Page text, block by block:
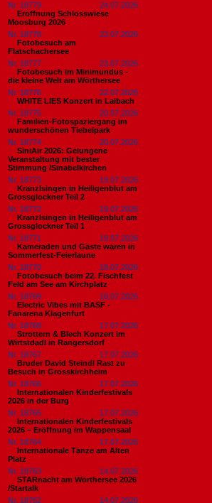
Nr. 18779
24.07.2026
Eröffnung Schlosswiese
Moosburg 2026
Nr. 18778
23.07.2026
Fotobesuch am
Flatschachersee
Nr. 18777
23.07.2026
Fotobesuch im Minimundus -
die kleine Welt am Wörthersee
Nr. 18776
22.07.2026
WHITE LIES Konzert in Laibach
Nr. 18775
20.07.2026
Familien-Fotospaziergang im
wunderschönen Tiebelpark
Nr. 18774
20.07.2026
SiniAir 2026: Gelungene
Veranstaltung mit bester
Stimmung /Sinabelkirchen
Nr. 18773
19.07.2026
Kranzlsingen in Heiligenblut am
Grossglockner Teil 2
Nr. 18772
19.07.2026
Kranzlsingen in Heiligenblut am
Grossglockner Teil 1
Nr. 18771
19.07.2026
Kameraden und Gäste waren in
Sommerfest-Feierlaune
Nr. 18770
18.07.2026
Fotobesuch beim 22. Fischfest
Feld am See am Kirchplatz
Nr. 18769
18.07.2026
Electric Vibes mit BASF -
Fanarena Klagenfurt
Nr. 18768
17.07.2026
Strottern & Blech Konzert im
Wirtstdadl in Rangersdorf
Nr. 18767
17.07.2026
Bruder David Steindl Rast zu
Besuch in Grosskirchheim
Nr. 18766
17.07.2026
Internationalen Kinderfestivals
2026 in der Burg
Nr. 18765
17.07.2026
Internationalen Kinderfestivals
2026 – Eröffnung im Wappensaal
Nr. 18764
17.07.2026
Internationale Tänze am Alten
Platz
Nr. 18763
14.07.2026
STARnacht am Wörthersee 2026
/Startalk
Nr. 18762
14.07.2026